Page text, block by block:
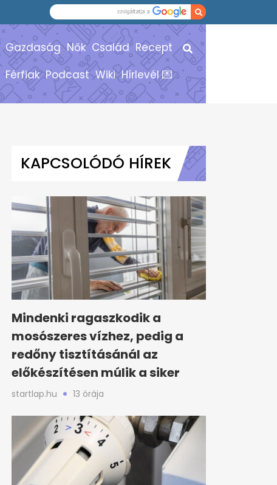
Gazdaság Nők Család Recept
Férfiak Podcast Wiki Hírlevél 💌
KAPCSOLÓDÓ HÍREK
Mindenki ragaszkodik a
mosószeres vízhez, pedig a
redőny tisztításánál az
előkészítésen múlik a siker
startlap.hu 13 órája